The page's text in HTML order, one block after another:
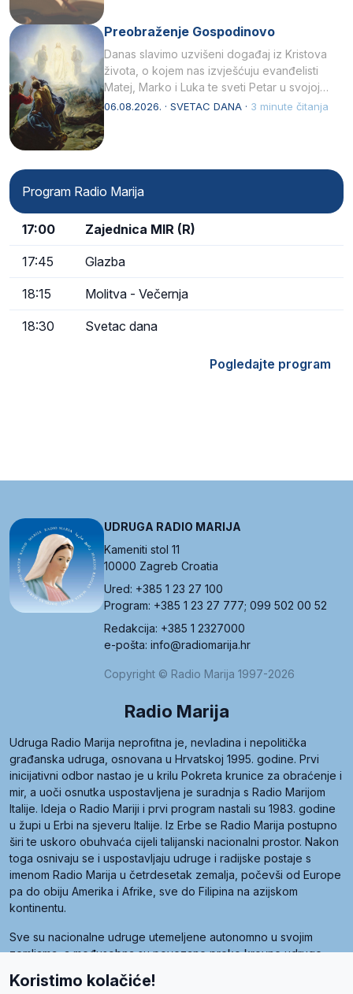
Preobraženje Gospodinovo
Danas slavimo uzvišeni događaj iz Kristova
života, o kojem nas izvješćuju evanđelisti
Matej, Marko i Luka te sveti Petar u svojoj
drugoj…
06.08.2026. · SVETAC DANA · 3 minute čitanja
Program Radio Marija
17:00 Zajednica MIR (R)
17:45 Glazba
18:15 Molitva - Večernja
18:30 Svetac dana
Pogledajte program
UDRUGA RADIO MARIJA
Kameniti stol 11
10000 Zagreb Croatia
Ured: +385 1 23 27 100
Program: +385 1 23 27 777; 099 502 00 52
Redakcija: +385 1 2327000
e-pošta: info@radiomarija.hr
Copyright © Radio Marija 1997-2026
Radio Marija
Udruga Radio Marija neprofitna je, nevladina i nepolitička
građanska udruga, osnovana u Hrvatskoj 1995. godine. Prvi
inicijativni odbor nastao je u krilu Pokreta krunice za obraćenje i
mir, a uoči osnutka uspostavljena je suradnja s Radio Marijom
Italije. Ideja o Radio Mariji i prvi program nastali su 1983. godine
u župi u Erbi na sjeveru Italije. Iz Erbe se Radio Marija postupno
širi te uskoro obuhvaća cijeli talijanski nacionalni prostor. Nakon
toga osnivaju se i uspostavljaju udruge i radijske postaje s
imenom Radio Marija u četrdesetak zemalja, počevši od Europe
pa do obiju Amerika i Afrike, sve do Filipina na azijskom
kontinentu.
Sve su nacionalne udruge utemeljene autonomno u svojim
zemljama, a međusobna su povezane preko krovne udruge
Radio Maria). Svjetsku obitelj utemeljilo je sedam članica, među
Koristimo kolačiće!